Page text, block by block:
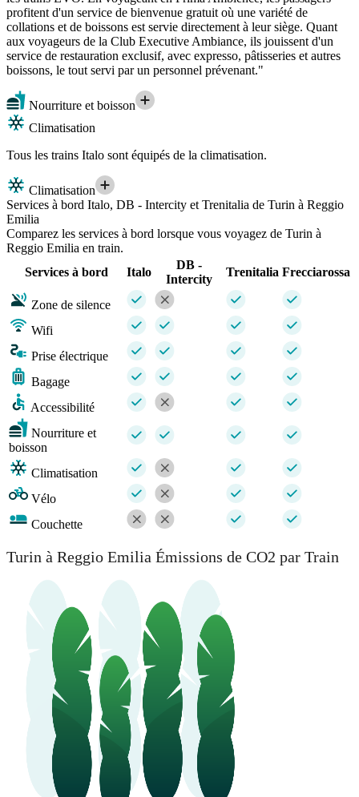
profitent d'un service de bienvenue gratuit où une variété de
collations et de boissons est servie directement à leur siège. Quant
aux voyageurs de la Club Executive Ambiance, ils jouissent d'un
service de restauration exclusif, avec expresso, pâtisseries et autres
boissons, le tout servi par un personnel prévenant."
Nourriture et boisson
Climatisation
Tous les trains Italo sont équipés de la climatisation.
Climatisation
Services à bord Italo, DB - Intercity et Trenitalia de Turin à Reggio
Emilia
Comparez les services à bord lorsque vous voyagez de Turin à
Reggio Emilia en train.
Services à bord
Italo
DB -
Intercity
Trenitalia Frecciarossa
Zone de silence
Wifi
Prise électrique
Bagage
Accessibilité
Nourriture et
boisson
Climatisation
Vélo
Couchette
Turin à Reggio Emilia Émissions de CO2 par Train